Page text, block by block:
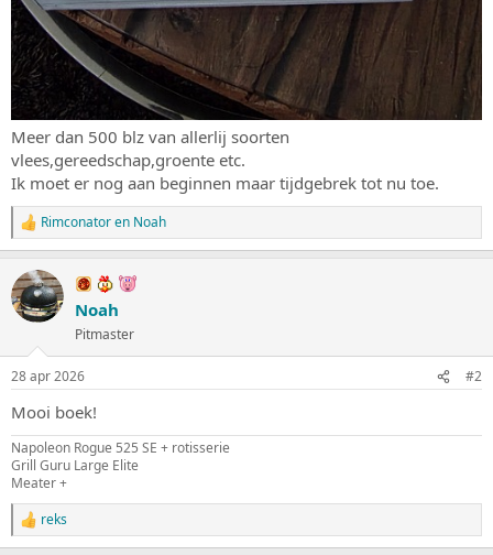
Meer dan 500 blz van allerlij soorten
vlees,gereedschap,groente etc.
Ik moet er nog aan beginnen maar tijdgebrek tot nu toe.
W
a
r
d
e
i
n
g
e
n
:
Rimconatoren Noah
Noah
Pitmaster
28 apr 2026 #2
Mooi boek!
Napoleon Rogue 525 SE + rotisserie
Grill Guru Large Elite
Meater +
W
a
reks